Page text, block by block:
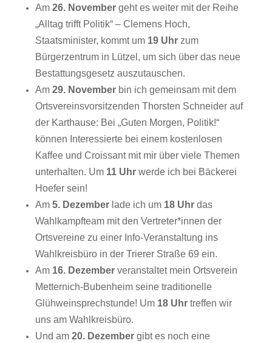
Am 26. Novembergeht es weiter mit der Reihe
„Alltag trifft Politik“ – Clemens Hoch,
Staatsminister, kommt um 19 Uhrzum
Bürgerzentrum in Lützel, um sich über das neue
Bestattungsgesetz auszutauschen.
Am 29. Novemberbin ich gemeinsam mit dem
Ortsvereinsvorsitzenden Thorsten Schneider auf
der Karthause: Bei „Guten Morgen, Politik!“
können Interessierte bei einem kostenlosen
Kaffee und Croissant mit mir über viele Themen
unterhalten. Um 11 Uhrwerde ich bei Bäckerei
Hoefer sein!
Am5. Dezemberlade ich um 18 Uhrdas
Wahlkampfteam mit den Vertreter*innen der
Ortsvereine zu einer Info-Veranstaltung ins
Wahlkreisbüro in der Trierer Straße 69 ein.
Am 16. Dezemberveranstaltet mein Ortsverein
Metternich-Bubenheim seine traditionelle
Glühweinsprechstunde! Um 18 Uhrtreffen wir
uns am Wahlkreisbüro.
Und am 20. Dezembergibt es noch eine